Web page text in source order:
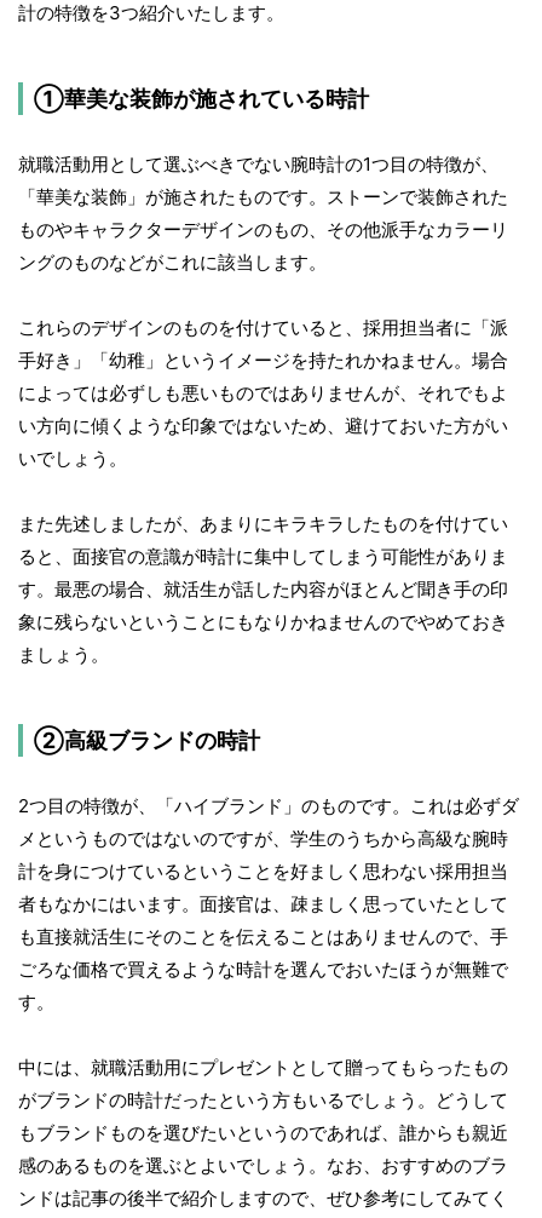
計の特徴を3つ紹介いたします。
①華美な装飾が施されている時計
就職活動用として選ぶべきでない腕時計の1つ目の特徴が、
「華美な装飾」が施されたものです。ストーンで装飾された
ものやキャラクターデザインのもの、その他派手なカラーリ
ングのものなどがこれに該当します。
これらのデザインのものを付けていると、採用担当者に「派
手好き」「幼稚」というイメージを持たれかねません。場合
によっては必ずしも悪いものではありませんが、それでもよ
い方向に傾くような印象ではないため、避けておいた方がい
いでしょう。
また先述しましたが、あまりにキラキラしたものを付けてい
ると、面接官の意識が時計に集中してしまう可能性がありま
す。最悪の場合、就活生が話した内容がほとんど聞き手の印
象に残らないということにもなりかねませんのでやめておき
ましょう。
②高級ブランドの時計
2つ目の特徴が、「ハイブランド」のものです。これは必ずダ
メというものではないのですが、学生のうちから高級な腕時
計を身につけているということを好ましく思わない採用担当
者もなかにはいます。面接官は、疎ましく思っていたとして
も直接就活生にそのことを伝えることはありませんので、手
ごろな価格で買えるような時計を選んでおいたほうが無難で
す。
中には、就職活動用にプレゼントとして贈ってもらったもの
がブランドの時計だったという方もいるでしょう。どうして
もブランドものを選びたいというのであれば、誰からも親近
感のあるものを選ぶとよいでしょう。なお、おすすめのブラ
ンドは記事の後半で紹介しますので、ぜひ参考にしてみてく